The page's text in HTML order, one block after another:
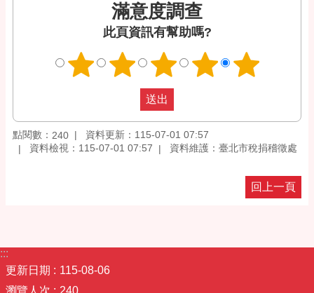
滿意度調查
此頁資訊有幫助嗎?
點閱數： 240
資料更新：115-07-01 07:57
資料檢視：115-07-01 07:57
資料維護：臺北市稅捐稽徵處
回上一頁
:::
更新日期
115-08-06